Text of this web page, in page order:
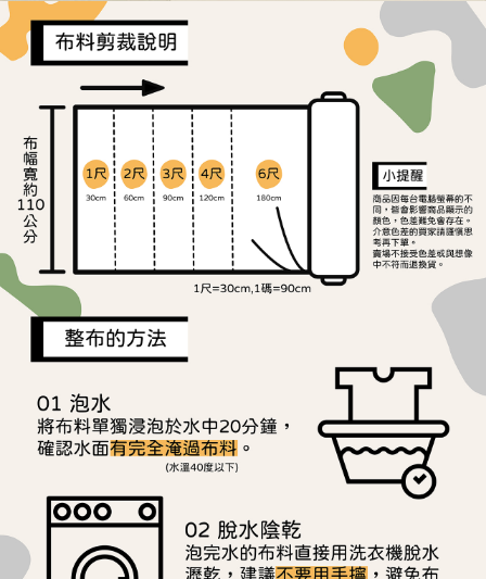
1.分期款項不併入電信帳單，「大哥付你分期」於每月結算日後寄送繳費提
醒簡訊。
2.透過簡訊連結打開帳單後，可選擇「超商條碼／台灣大直營門市／銀行轉
帳／街口支付／iPASS MONEY」等通路繳費。
【注意事項】
1.本服務係由「台灣大哥大股份有限公司」（以下簡稱本公司）所提供，讓
用戶於交易時，得透過本服務購買商品或服務，並由商店將買賣／分期付款
買賣價金債權讓與本公司後，依約使用本公司帳單繳交帳款。
2.基於同意付款使用「大哥付你分期」之契約關係目的，商店將以您的個人
資料（包含姓名、電話或地址）提供予台灣大哥大進項蒐集、處理及利用，
由本公司與您本人進行分期帳單所需資料之確認、核對及更正。
3.完整用戶服務條款，請詳閱以下連結：https://oppay.tw/userRule
【「AFTEE先享後付」結帳流程】
１．於結帳方式選擇「AFTEE先享後付」後，將跳轉至「AFTEE先享後付」
結帳頁面，進行簡訊認證並確認金額後，即可完成結帳。
２．訂單成立數日內，您將收到繳費通知簡訊。
３．收到繳費通知簡訊後14天內，點擊此簡訊中的連結，可透過四大超商／
ATM／網路銀行／等多元方式進行付款，方視為交易完成。
※ 請注意：結帳手續完成當下不需立刻繳費，但若您需要取消訂單，請聯絡
購買商品的店家。未經商家同意取消之訂單仍視為有效，需透過AFTEE先享
後付繳納相關費用。
※ 交易是否成功請以「AFTEE先享後付 」之結帳頁面顯示為準，若有關於
是否繳費成功／繳費後需取消欲退款等相關疑問，請聯繫「AFTEE先享後付
客戶支援中心」 https://netprotections.freshdesk.com/support/home
【注意事項】
１．透過由恩沛科技股份有限公司提供之「AFTEE先享後付」服務完成之交
易，需依本服務之必要範圍內提供個人資料，並將交易相關給付款項請求債
權轉讓予恩沛科技股份有限公司。
２．關於個人資料處理事宜，請瀏覽以下網址：
３．未成年的使用者請事先徵得法定代理人或監護人之同意方可使用
「AFTEE先享後付」，若未經同意申辦者引起之損失，本公司不負相關責
任。
４．使用「AFTEE先享後付」時，將依據個別帳號之用戶狀況，依本公司即
時審查核予不同之上限額度；若仍有額度不足之情形，本公司將視審查結果
５．嚴禁一人註冊多個帳號或使用他人資訊註冊。若發現惡意使用之情形，
恩沛科技股份有限公司將有權停止該用戶之使用額度並採取法律行動。
每筆NT$65，滿NT$1,500(含以上)免運費
7-11取貨付款
每筆NT$65，滿NT$1,500(含以上)免運費
每筆NT$150，滿NT$1,500(含以上)免運費
離島宅配
每筆NT$240